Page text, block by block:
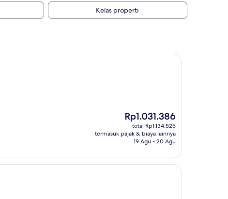
Kelas properti
Harga
sekarang
Rp1.031.386
Rp1.031.386
total Rp1.134.525
termasuk pajak & biaya lainnya
19 Agu - 20 Agu